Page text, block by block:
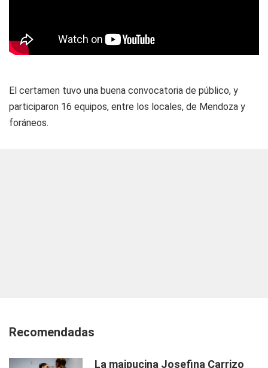
El certamen tuvo una buena convocatoria de público, y
participaron 16 equipos, entre los locales, de Mendoza y
foráneos.
Recomendadas
La maipucina Josefina Carrizo